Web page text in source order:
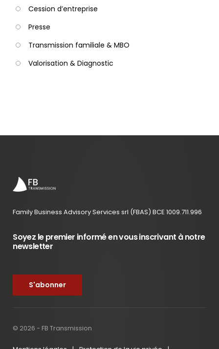
Cession d’entreprise
Presse
Transmission familiale & MBO
Valorisation & Diagnostic
Family Business Advisory Services srl (FBAS) BCE 1009.711.996
Soyez le premier informé en vous inscrivant à notre
newsletter
S'abonner
© 2026 - FB Transmission